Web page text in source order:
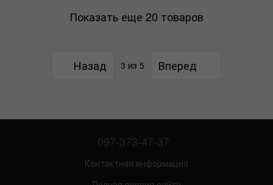
Показать еще 20 товаров
Назад 3 из 5 Вперед
097-373-47-37
Контактная информация